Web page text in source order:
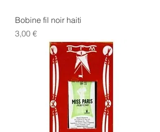
Bobine fil noir haiti
Prix
3,00 €